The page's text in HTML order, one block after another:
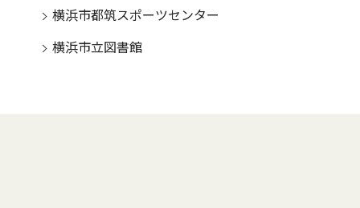
横浜市都筑スポーツセンター
横浜市立図書館